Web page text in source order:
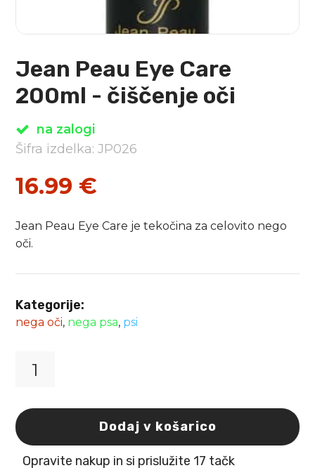
Jean Peau Eye Care
200ml - čiščenje oči
na zalogi
Šifra izdelka: JP026
16.99 €
Jean Peau Eye Care je tekočina za celovito nego
oči.
Kategorije:
nega oči, nega psa, psi
Eye
Care
200ml
čiščenje
Dodaj v košarico
Opravite nakup in si prislužite 17 tačk